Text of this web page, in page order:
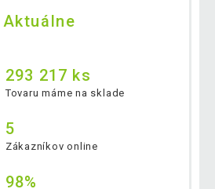
Aktuálne
293 217 ks
Tovaru máme na sklade
5
Zákazníkov online
98%